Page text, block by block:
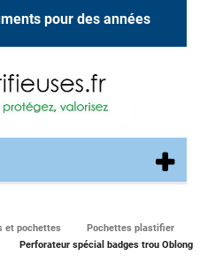
pour des années
et pochettes
Pochettes plastifier
Perforateur spécial badges trou Oblong